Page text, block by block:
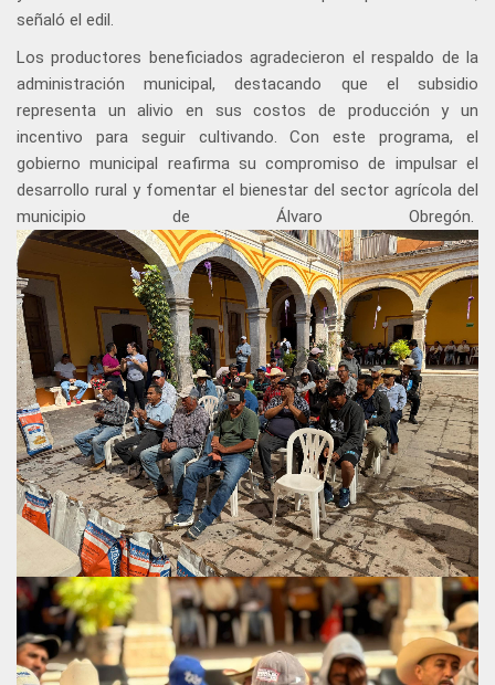
señaló el edil.
Los productores beneficiados agradecieron el respaldo de la
administración municipal, destacando que el subsidio
representa un alivio en sus costos de producción y un
incentivo para seguir cultivando. Con este programa, el
gobierno municipal reafirma su compromiso de impulsar el
desarrollo rural y fomentar el bienestar del sector agrícola del
municipio de Álvaro Obregón.